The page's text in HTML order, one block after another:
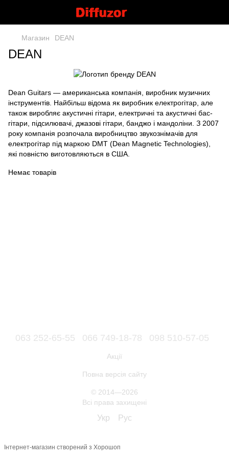
Магазин DEAN
DEAN
Dean Guitars — американська компанія, виробник музичних
інструментів. Найбільш відома як виробник електрогітар, але
також виробляє акустичні гітари, електричні та акустичні бас-
гітари, підсилювачі, джазові гітари, банджо і мандоліни. З 2007
року компанія розпочала виробництво звукознімачів для
електрогітар під маркою DMT (Dean Magnetic Technologies),
які повністю виготовляються в США.
Немає товарів
063 252-65-55 066 749-18-78 098 510-57-05
Акції
Повна версія сайту
© 2014—2026
Всі права захищені
Укр Рус
Інтернет-магазин створений з Хорошоп